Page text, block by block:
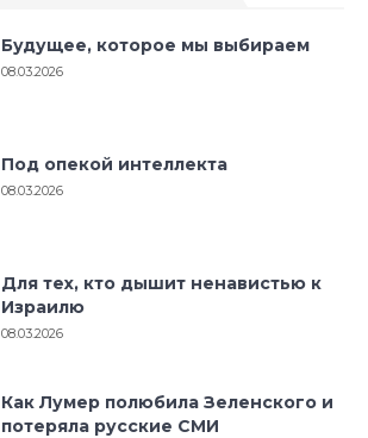
Будущее, которое мы выбираем
08.03.2026
Под опекой интеллекта
08.03.2026
Для тех, кто дышит ненавистью к
Израилю
08.03.2026
Как Лумер полюбила Зеленского и
потеряла русские СМИ